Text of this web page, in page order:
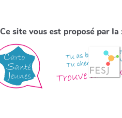
Ce site vous est proposé par la